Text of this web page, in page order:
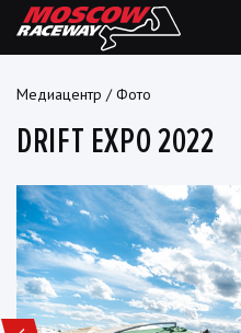
Медиацентр /Фото
DRIFT EXPO 2022